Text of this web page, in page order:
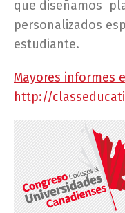
que diseñamos
personalizados
estudiante.
Mayores informes
http://